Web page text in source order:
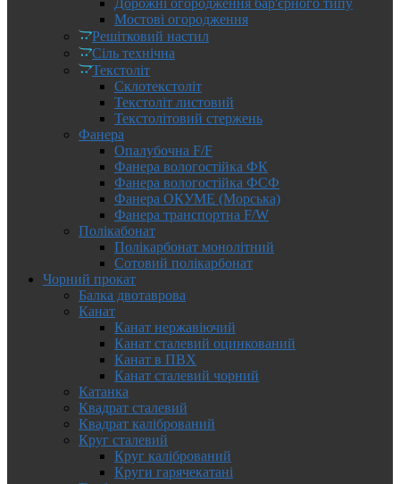
Дорожні огородження бар'єрного типу
Мостові огородження
Решітковий настил
Сіль технічна
Текстоліт
Склотекстоліт
Текстоліт листовий
Текстолітовий стержень
Фанера
Опалубочна F/F
Фанера вологостійка ФК
Фанера вологостійка ФСФ
Фанера ОКУМЕ (Морська)
Фанера транспортна F/W
Полікабонат
Полікарбонат монолітний
Сотовий полікарбонат
Чорний прокат
Балка двотаврова
Канат
Канат нержавіючий
Канат сталевий оцинкований
Канат в ПВХ
Канат сталевий чорний
Катанка
Квадрат сталевий
Квадрат калібрований
Круг сталевий
Круг калібрований
Круги гарячекатані